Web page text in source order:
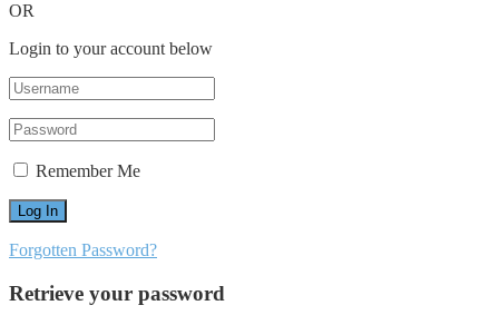
OR
Login to your account below
Remember Me
Forgotten Password?
Retrieve your password